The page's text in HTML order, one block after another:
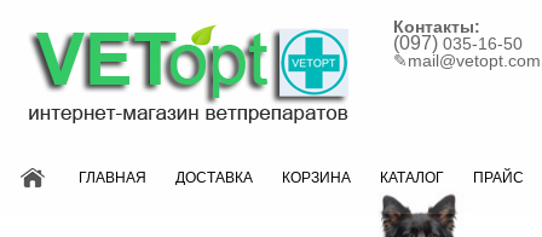
Контакты:
(097) 035-16-50
✎mail@vetopt.com
ГЛАВНАЯ ДОСТАВКА КОРЗИНА КАТАЛОГ ПРАЙС